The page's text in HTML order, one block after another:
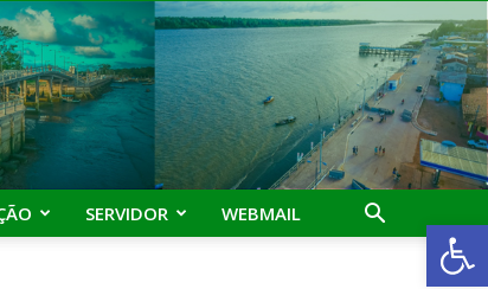
Abrir
SERVIDOR WEBMAIL